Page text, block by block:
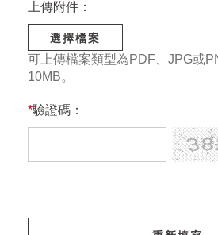
上傳附件：
選擇檔案
可上傳檔案類型為PDF、JPG或
10MB。
*驗證碼：